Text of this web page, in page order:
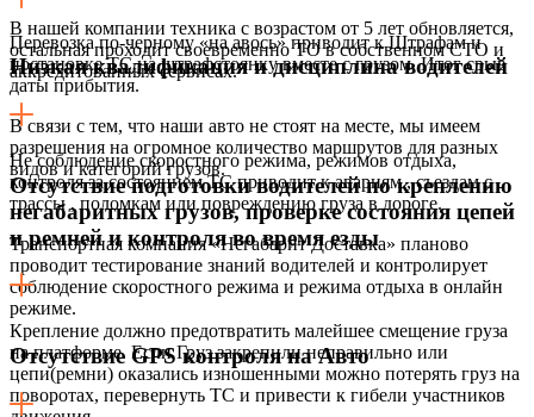
В нашей компании техника с возрастом от 5 лет обновляется,
остальная проходит своевременно ТО в собственном СТО и
аккредитованных сервисах.
Перевозка по-черному «на авось» приводит к Штрафам и
постановке ТС на штрафстоянку вместе с грузом. Итог срыв
даты прибытия.
В связи с тем, что наши авто не стоят на месте, мы имеем
разрешения на огромное количество маршрутов для разных
видов и категорий грузов.
Низкая квалификация и дисциплина водителей
Не соблюдение скоростного режима, режимов отдыха,
контроля за состоянием ТС приводит к авариям , съездам с
трассы , поломкам или повреждению груза в дороге.
Транспортная компания «Негабарит Доставка» планово
проводит тестирование знаний водителей и контролирует
соблюдение скоростного режима и режима отдыха в онлайн
режиме.
Отсутствие подготовки водителей по креплению
негабаритных грузов, проверке состояния цепей
и ремней и контроля во время езды
Крепление должно предотвратить малейшее смещение груза
на платформе. Если Груз закрепили неправильно или
цепи(ремни) оказались изношенными можно потерять груз на
поворотах, перевернуть ТС и привести к гибели участников
Отсутствие GPS контроля на Авто